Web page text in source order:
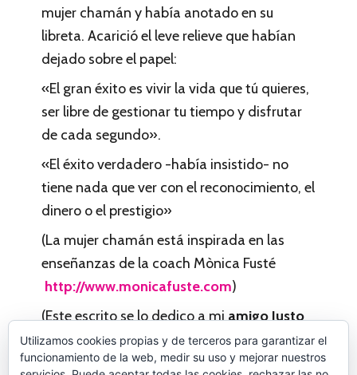
mujer chamán y había anotado en su
libreta. Acarició el leve relieve que habían
dejado sobre el papel:
«El gran éxito es vivir la vida que tú quieres,
ser libre de gestionar tu tiempo y disfrutar
de cada segundo».
«El éxito verdadero -había insistido- no
tiene nada que ver con el reconocimiento, el
dinero o el prestigio»
(La mujer chamán está inspirada en las
enseñanzas de la coach Mònica Fusté
http://www.monicafuste.com)
(Este escrito se lo dedico a miamigo Justo
en el día de su cumpleaños: Muchas gracias
Jus por tu CORDURA.)
Utilizamos cookies propias y de terceros para garantizar el
funcionamiento de la web, medir su uso y mejorar nuestros